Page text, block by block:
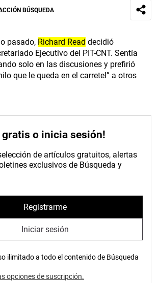
BÚSQUEDA
pasado, Richard Read decidió
Ejecutivo del PIT-CNT. Sentía
solo en las discusiones y prefirió
que le queda en el carretel” a otros
gratis o inicia sesión!
de artículos gratuitos, alertas
exclusivos de Búsqueda y
Registrarme
Iniciar sesión
ilimitado a todo el contenido de Búsqueda
opciones de suscripción.